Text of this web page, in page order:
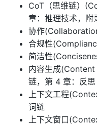
CoT（思维链）
章：推理技术，附
协作
合规性
简洁性
内容生成
链，第 4 章：反思
上下文工程
词链
上下文窗口